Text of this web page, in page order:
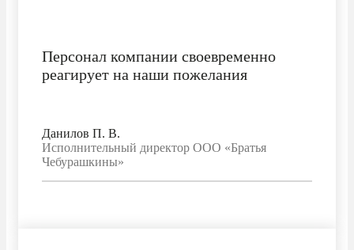
Персонал компании своевременно
реагирует на наши пожелания
Данилов П. В.
Исполнительный директор ООО «Братья
Чебурашкины»